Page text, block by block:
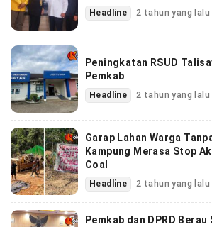
Headline 2 tahun yang lalu
Peningkatan RSUD
Pemkab
Headline 2 tahun yang lalu
Garap Lahan Warga
Kampung Merasa Stop
Coal
Headline 2 tahun yang lalu
Pemkab dan DPRD